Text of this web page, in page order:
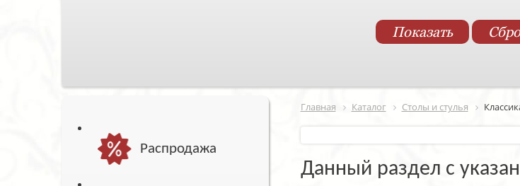
Распродажа
Главная Каталог Столы и стулья
Данный раздел с